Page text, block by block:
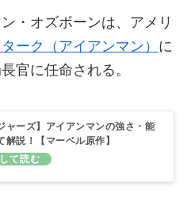
・オズボーンは、アメリ
ーク（アイアンマン） に
官に任命される。
ャーズ】アイアンマンの強さ・能
解説！【マーベル原作】